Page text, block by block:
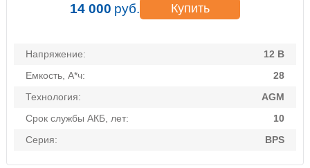
Напряжение:
12 В
Емкость, А*ч:
28
Технология:
AGM
Срок службы АКБ, лет:
10
Серия:
BPS
14 000 руб. Купить